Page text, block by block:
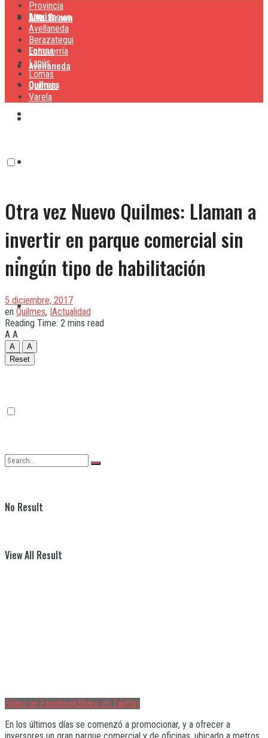
Lanús
Lomas
Quilmes
Alte. Brown
Avellaneda
Lanús
Lomas
Quilmes
Varela
No Result
View All Result
Provincia
Alte. Brown
Avellaneda
Berazategui
Echeverría
Lanús
Lomas
Quilmes
Varela
Otra vez Nuevo Quilmes: Llaman a
invertir en parque comercial sin
ningún tipo de habilitación
5 diciembre, 2017
en Quilmes, |Actualidad
Reading Time: 2 mins read
A A
A
A
Reset
Share on FacebookShare on Twitter
En los últimos días se comenzó a promocionar, y a ofrecer a